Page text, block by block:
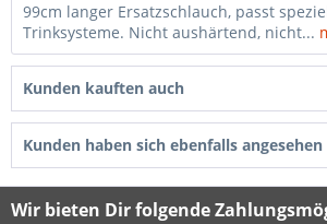
99cm langer Ersatzschlauch, passt
Trinksysteme. Nicht aushärtend, nicht...
Kunden kauften auch
Kunden haben sich ebenfalls angesehen
Wir bieten Dir folgende